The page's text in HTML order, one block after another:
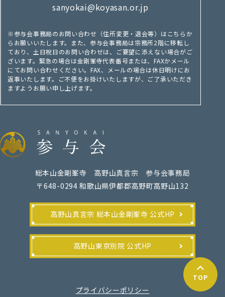
TOP
sanyokai@koyasan.or.jp
※参与会事務局のお問い合わせ（住所変更・退会等）はこちらか
らお願いいたします。また、参与会事務局は宗務所2階に移転し
ており、土日祝日のお問い合わせは、ご要望に添えない場合がご
ざいます。緊急の場合は金剛峯寺代表番号または、FAXかメール
にてお問い合わせください。FAX、メールの場合は休日明けにお
返事いたします。ご不便をお掛けいたしますが、ご了承いただき
ますようお願い申し上げます。
総本山金剛峯寺 高野山真言宗 参与会事務局
〒648-0294 和歌山県伊都郡高野町高野山132
高野山真言宗 総本山金剛峯寺 公式HP
高野山東京別院 公式HP
プライバシーポリシー